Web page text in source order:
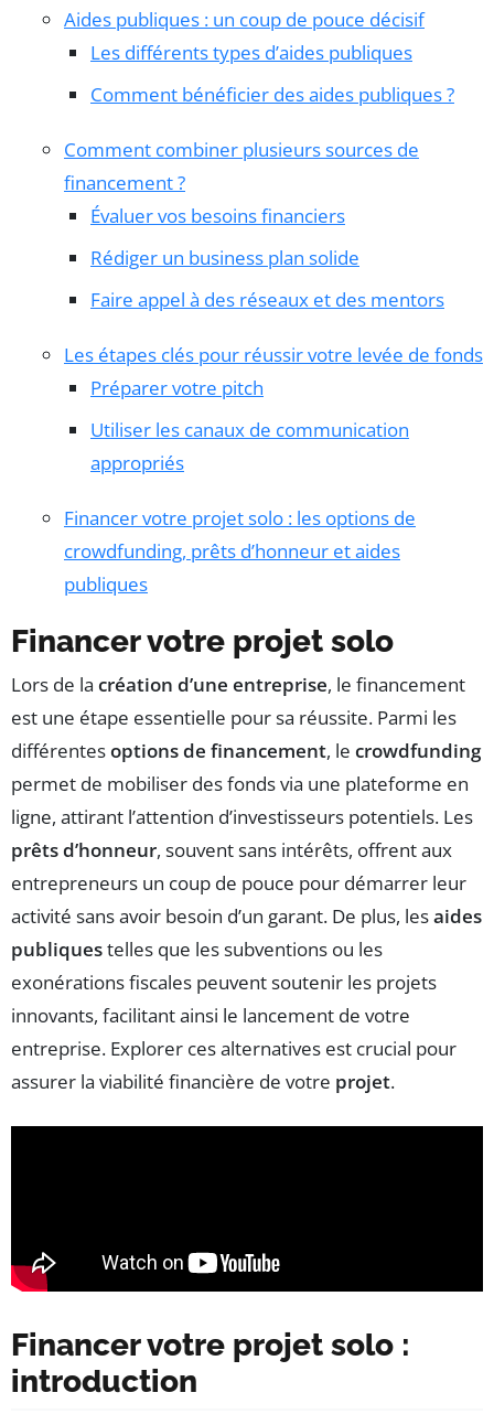
Aides publiques : un coup de pouce décisif
Les différents types d’aides publiques
Comment bénéficier des aides publiques ?
Comment combiner plusieurs sources de
financement ?
Évaluer vos besoins financiers
Rédiger un business plan solide
Faire appel à des réseaux et des mentors
Les étapes clés pour réussir votre levée de fonds
Préparer votre pitch
Utiliser les canaux de communication
appropriés
Financer votre projet solo : les options de
crowdfunding, prêts d’honneur et aides
publiques
Financer votre projet solo
Lors de la création d’une entreprise, le financement
est une étape essentielle pour sa réussite. Parmi les
différentesoptions de financement, le crowdfunding
permet de mobiliser des fonds via une plateforme en
ligne, attirant l’attention d’investisseurs potentiels. Les
prêts d’honneur, souvent sans intérêts, offrent aux
entrepreneurs un coup de pouce pour démarrer leur
activité sans avoir besoin d’un garant. De plus, lesaides
publiquestelles que les subventions ou les
exonérations fiscales peuvent soutenir les projets
innovants, facilitant ainsi le lancement de votre
entreprise. Explorer ces alternatives est crucial pour
assurer la viabilité financière de votre projet.
Financer votre projet solo :
introduction